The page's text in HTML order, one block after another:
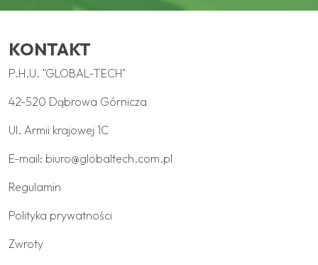
KONTAKT
P.H.U. "GLOBAL-TECH"
42-520 Dąbrowa Górnicza
Ul. Armii krajowej 1C
E-mail: biuro@globaltech.com.pl
Regulamin
Polityka prywatności
Zwroty